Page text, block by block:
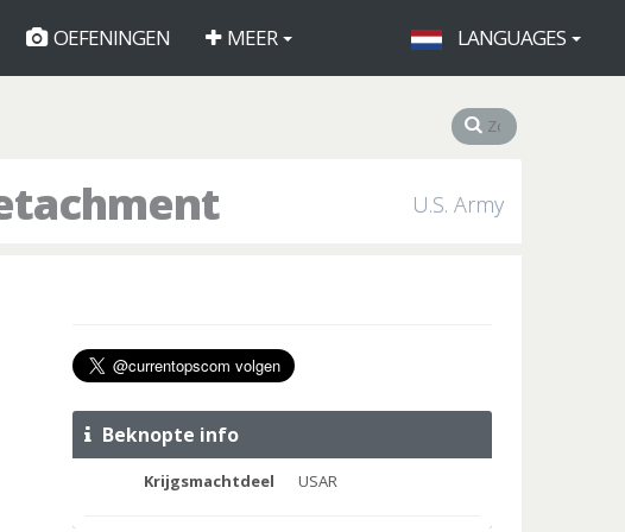
OEFENINGEN MEER LANGUAGES
U.S. Army
Beknopte info
Krijgsmachtdeel USAR